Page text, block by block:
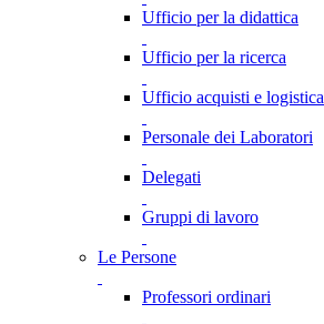
Ufficio per la didattica
Ufficio per la ricerca
Ufficio acquisti e logistica
Personale dei Laboratori
Delegati
Gruppi di lavoro
Le Persone
Professori ordinari